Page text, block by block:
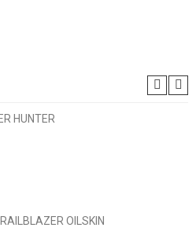
HUNTER
OILSKIN